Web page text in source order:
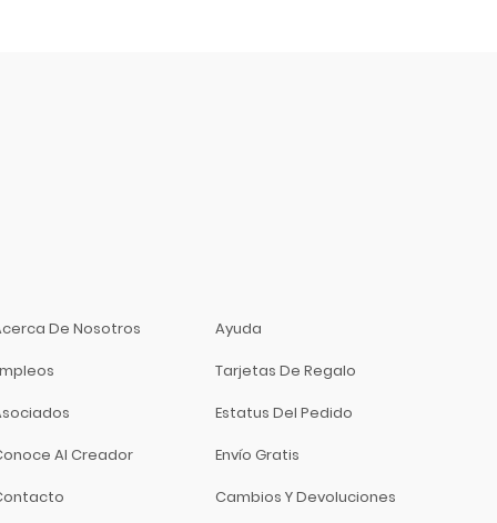
Ayuda
Tarjetas De Regalo
Estatus Del Pedido
Envío Gratis
Cambios Y Devoluciones
De Nosotros
Al Creador